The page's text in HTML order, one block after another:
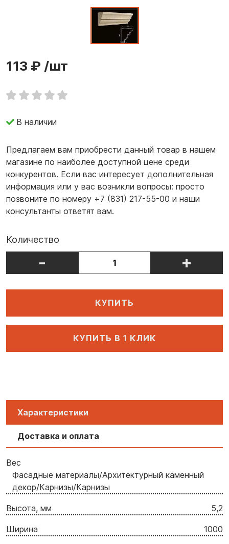
113 ₽ /шт
В наличии
Предлагаем вам приобрести данный товар в нашем
магазине по наиболее доступной цене среди
конкурентов. Если вас интересует дополнительная
информация или у вас возникли вопросы: просто
позвоните по номеру +7 (831) 217-55-00 и наши
консультанты ответят вам.
Количество
- +
КУПИТЬ
КУПИТЬ В 1 КЛИК
Характеристики
Доставка и оплата
Вес
Фасадные материалы/Архитектурный каменный
декор/Карнизы/Карнизы
Высота, мм 5,2
Ширина 1000